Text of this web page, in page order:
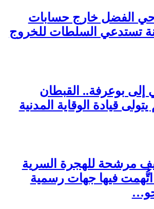
حي الفضل خارج حسابات
تستدعي السلطات للخروج
إلى بوعرفة.. القبطان
قيادة الوقاية المدنية
مرشحة للهجرة السرية
فيها جهات رسمية